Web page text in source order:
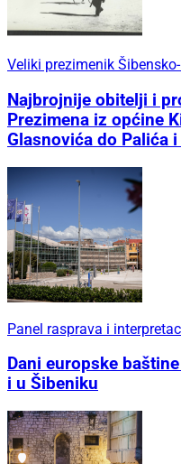
Veliki prezimenik
Najbrojnije obitelji i
Prezimena iz općine
Glasnovića do Palića
Panel rasprava i
Dani europske
i u Šibeniku